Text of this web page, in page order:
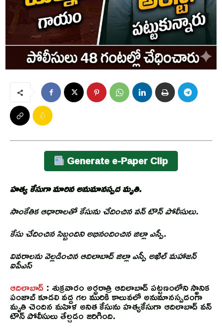
Generate e-Paper Clip
హత్య కేసుగా మారిన అనుమానస్పద మృతి.
సాంకేతిక ఆధారాలతో కేసును చేదించిన వన్ టౌన్ పోలీసులు.
కేసు చేదించిన సిబ్బందిని అభినందించిన జిల్లా ఎస్పీ.
వివరాలను వెల్లడించిన ఆదిలాబాద్ జిల్లా ఎస్పీ అఖిల్ మహాజన్
ఐపీఎస్
ఆదిలాబాద్ : శుక్రవారం అర్ధరాత్రి ఆదిలాబాద్ పట్టణంలోని స్థానిక
పంజాబ్ కూడలి వద్ద గల మురికి కాలువలో అనుమానస్పదంగా
మృతి చెందిన మహిళ అనిత కేసును హత్యకేసుగా ఆదిలాబాద్ వన్
టౌన్ పోలీసులు తేల్చడం జరిగింది.